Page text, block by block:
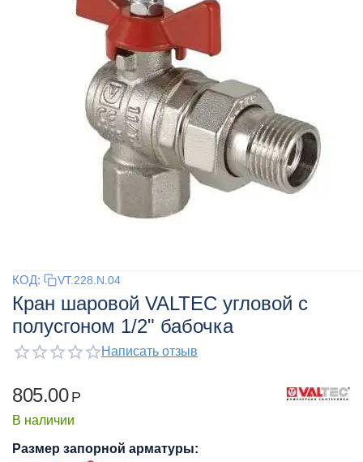
КОД: VT.228.N.04
Кран шаровой VALTEC угловой с
полусгоном 1/2" бабочка
Написать отзыв
805.00 Р
В наличии
Размер запорной арматуры: